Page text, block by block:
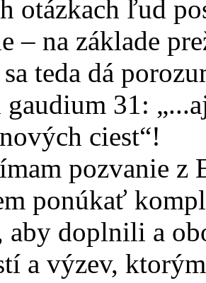
otázkach ľud
– na základe
teda dá
31:
ciest“!
pozvanie z
ponúkať
aby doplnili a
a výzev,